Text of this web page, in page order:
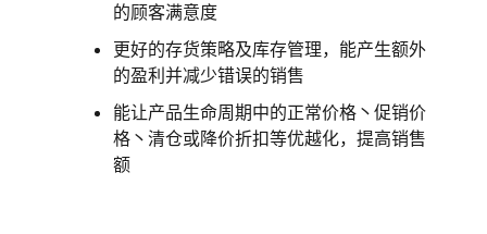
的顾客满意度
更好的存货策略及库存管理，能产生额外
的盈利并减少错误的销售
能让产品生命周期中的正常价格丶促销价
格丶清仓或降价折扣等优越化，提高销售
额